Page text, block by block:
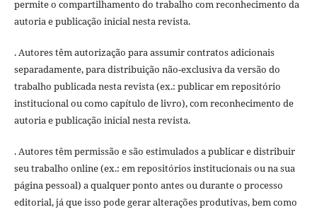
permite o compartilhamento do trabalho com reconhecimento da
autoria e publicação inicial nesta revista.
. Autores têm autorização para assumir contratos adicionais
separadamente, para distribuição não-exclusiva da versão do
trabalho publicada nesta revista (ex.: publicar em repositório
institucional ou como capítulo de livro), com reconhecimento de
autoria e publicação inicial nesta revista.
. Autores têm permissão e são estimulados a publicar e distribuir
seu trabalho online (ex.: em repositórios institucionais ou na sua
página pessoal) a qualquer ponto antes ou durante o processo
editorial, já que isso pode gerar alterações produtivas, bem como